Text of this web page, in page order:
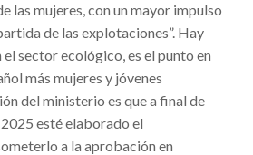
las mujeres, con un mayor impulso
de las explotaciones”. Hay
el sector ecológico, es el punto en
más mujeres y jóvenes
del ministerio es que a final de
esté elaborado el
a la aprobación en